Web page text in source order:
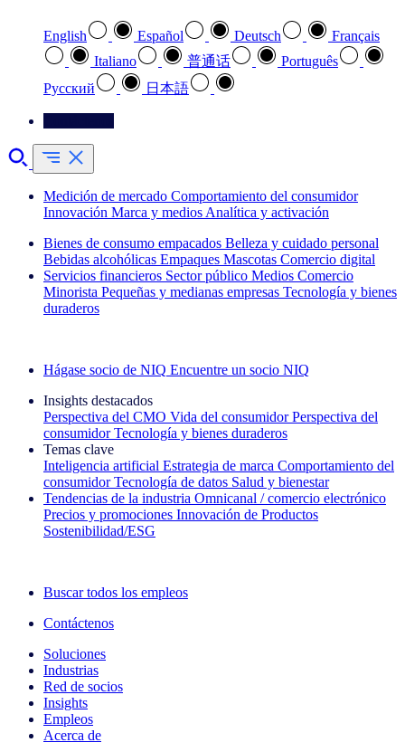
English Español Deutsch
Français
Italiano
普通话
Português
Pусский
日本語
Medición de mercado Comportamiento del consumidor
Innovación Marca y medios Analítica y activación
Bienes de consumo empacados Belleza y cuidado personal
Bebidas alcohólicas Empaques Mascotas Comercio digital
Servicios financieros Sector público Medios Comercio
Minorista Pequeñas y medianas empresas Tecnología y bienes
duraderos
Hágase socio de NIQ Encuentre un socio NIQ
Insights destacados
Perspectiva del CMO Vida del consumidor Perspectiva del
consumidor Tecnología y bienes duraderos
Temas clave
Inteligencia artificial Estrategia de marca Comportamiento del
consumidor Tecnología de datos Salud y bienestar
Tendencias de la industria Omnicanal / comercio electrónico
Precios y promociones Innovación de Productos
Sostenibilidad/ESG
Buscar todos los empleos
Contáctenos
Soluciones
Industrias
Red de socios
Insights
Empleos
Acerca de